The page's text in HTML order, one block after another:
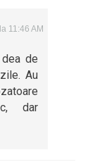
11:46 AM
de
Au
dar